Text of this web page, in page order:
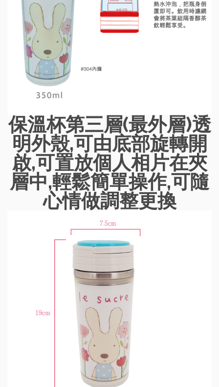
保溫杯第三層(最外層)透
明外殼,可由底部旋轉開
啟,可置放個人相片在夾
層中,輕鬆簡單操作,可隨
心情做調整更換